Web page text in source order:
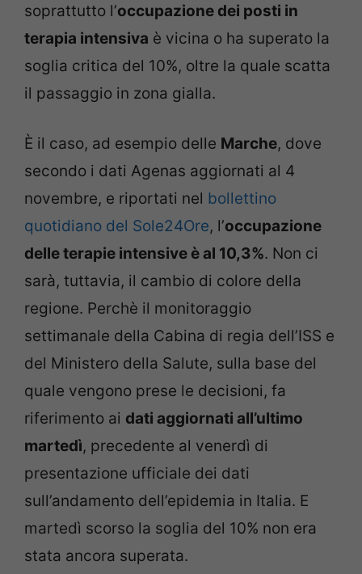
soprattutto l’occupazione dei posti in
terapia intensiva è vicina o ha superato la
soglia critica del 10%, oltre la quale scatta
il passaggio in zona gialla.
È il caso, ad esempio delle Marche, dove
secondo i dati Agenas aggiornati al 4
novembre, e riportati nel bollettino
quotidiano del Sole24Ore, l’occupazione
delle terapie intensive è al 10,3%. Non ci
sarà, tuttavia, il cambio di colore della
regione. Perchè il monitoraggio
settimanale della Cabina di regia dell’ISS e
del Ministero della Salute, sulla base del
quale vengono prese le decisioni, fa
riferimento ai dati aggiornati all’ultimo
martedì, precedente al venerdì di
presentazione ufficiale dei dati
sull’andamento dell’epidemia in Italia. E
martedì scorso la soglia del 10% non era
stata ancora superata.